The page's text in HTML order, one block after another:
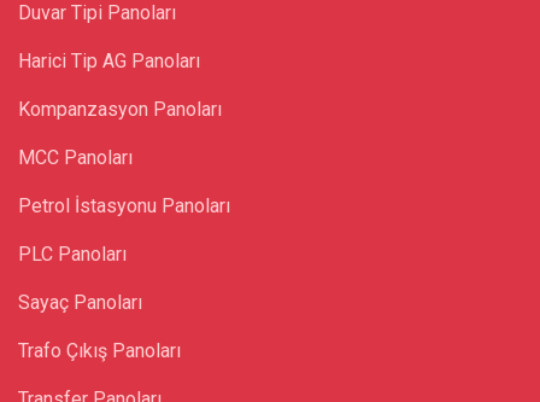
Duvar Tipi Panoları
Harici Tip AG Panoları
Kompanzasyon Panoları
MCC Panoları
Petrol İstasyonu Panoları
PLC Panoları
Sayaç Panoları
Trafo Çıkış Panoları